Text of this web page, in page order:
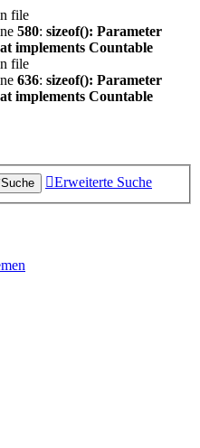
file
580: sizeof(): Parameter
implements Countable
file
636: sizeof(): Parameter
implements Countable
Suche Erweiterte Suche